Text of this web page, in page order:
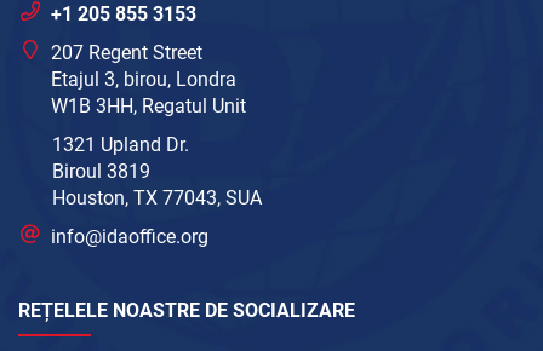
+1 205 855 3153
207 Regent Street
Etajul 3, birou, Londra
W1B 3HH, Regatul Unit
1321 Upland Dr.
Biroul 3819
Houston, TX 77043, SUA
info@idaoffice.org
REȚELELE NOASTRE DE SOCIALIZARE